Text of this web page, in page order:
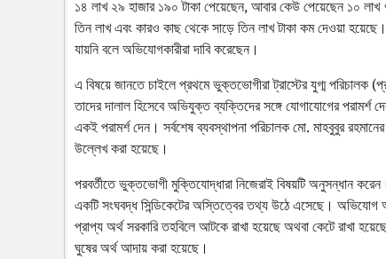
১৪ লাখ ২৯ হাজার ১৯০ টাকা পেয়েছেন, আবার কেউ পেয়েছেন ১০
তিন লাখ এবং কারও কাছ থেকে সাড়ে তিন লাখ টাকা কম দেওয়া
যায়নি বলে অভিযোগকারীরা দাবি করেছেন।
এ বিষয়ে জানতে চাইলে প্রথমে ভুক্তভোগীরা ট্রাস্টের যুগ্ম
তাদের দালাল হিসেবে অভিযুক্ত ব্যক্তিদের সঙ্গে যোগাযোগের
একই পরামর্শ দেন। সর্বশেষ ব্যবস্থাপনা পরিচালক মো. মাহবুবুর
উল্লেখ করা হয়েছে।
পরবর্তীতে ভুক্তভোগী মুক্তিযোদ্ধারা নিজেরাই বিষয়টি অনুসন্ধান
একটি সংঘবদ্ধ সিন্ডিকেটের অস্তিত্বের তথ্য উঠে এসেছে। অভিযোগ
প্রাপ্য অর্থ সরকারি তহবিলে আটকে রাখা হয়েছে অথবা কেটে রাখা
ঘুষের অর্থ আদায় করা হয়েছে।